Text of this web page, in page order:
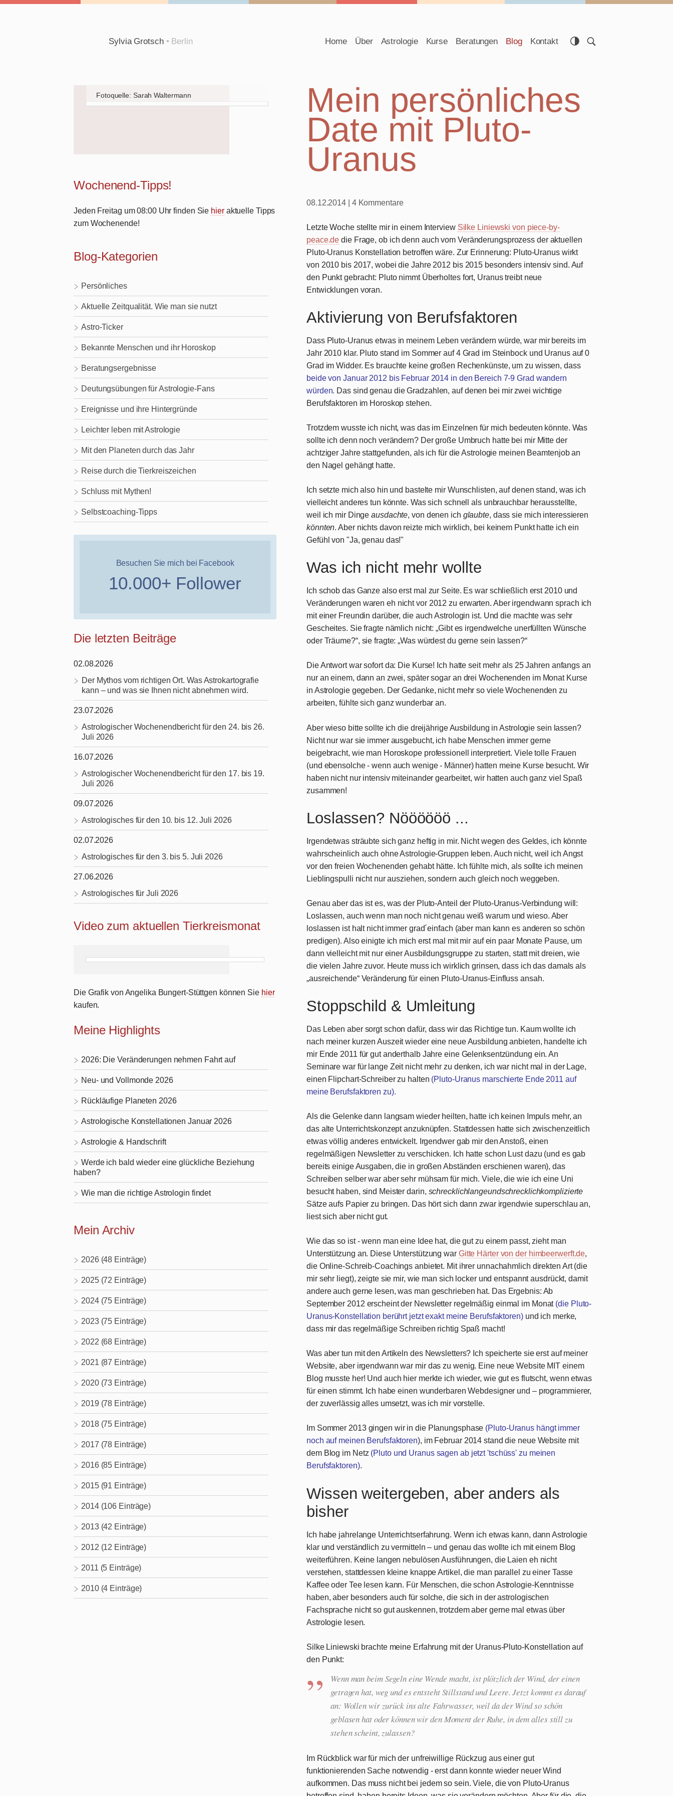
Sylvia Grotsch • Berlin
Navigation
überspringen
Home Über Astrologie Kurse Beratungen Blog Kontakt
Fotoquelle: Sarah Waltermann
Wochenend-Tipps!
Jeden Freitag um 08:00 Uhr finden Sie hieraktuelle Tipps
zum Wochenende!
Blog-Kategorien
Aktuelle Zeitqualität. Wie man sie nutzt
Astro-Ticker
Bekannte Menschen und ihr Horoskop
Beratungsergebnisse
Deutungsübungen für Astrologie-Fans
Ereignisse und ihre Hintergründe
Leichter leben mit Astrologie
Mit den Planeten durch das Jahr
Persönliches
Reise durch die Tierkreiszeichen
Schluss mit Mythen!
Selbstcoaching-Tipps
Besuchen Sie mich bei Facebook
10.000+ Follower
Die letzten Beiträge
02.08.2026
Der Mythos vom richtigen Ort. Was Astrokartografie
kann – und was sie Ihnen nicht abnehmen wird.
23.07.2026
Astrologischer Wochenendbericht für den 24. bis 26.
Juli 2026
16.07.2026
Astrologischer Wochenendbericht für den 17. bis 19.
Juli 2026
09.07.2026
Astrologisches für den 10. bis 12. Juli 2026
02.07.2026
Astrologisches für den 3. bis 5. Juli 2026
27.06.2026
Astrologisches für Juli 2026
Video zum aktuellen Tierkreismonat
Die Grafik von Angelika Bungert-Stüttgen können Sie hier
kaufen.
Meine Highlights
2026: Die Veränderungen nehmen Fahrt auf
Neu- und Vollmonde 2026
Rückläufige Planeten 2026
Astrologische Konstellationen Januar 2026
Astrologie & Handschrift
Werde ich bald wieder eine glückliche Beziehung
haben?
Wie man die richtige Astrologin findet
Mein Archiv
2026 (48 Einträge)
2025 (72 Einträge)
2024 (75 Einträge)
2023 (75 Einträge)
2022 (68 Einträge)
2021 (87 Einträge)
2020 (73 Einträge)
2019 (78 Einträge)
2018 (75 Einträge)
2017 (78 Einträge)
2016 (85 Einträge)
2015 (91 Einträge)
2014 (106 Einträge)
2013 (42 Einträge)
2012 (12 Einträge)
2011 (5 Einträge)
2010 (4 Einträge)
Mein persönliches
Date mit Pluto-
Uranus
08.12.2014 | 4 Kommentare
Letzte Woche stellte mir in einem Interview Silke Liniewski von piece-by-
peace.de die Frage, ob ich denn auch vom Veränderungsprozess der aktuellen
Pluto-Uranus Konstellation betroffen wäre. Zur Erinnerung: Pluto-Uranus wirkt
von 2010 bis 2017, wobei die Jahre 2012 bis 2015 besonders intensiv sind. Auf
den Punkt gebracht: Pluto nimmt Überholtes fort, Uranus treibt neue
Entwicklungen voran.
Aktivierung von Berufsfaktoren
Dass Pluto-Uranus etwas in meinem Leben verändern würde, war mir bereits im
Jahr 2010 klar. Pluto stand im Sommer auf 4 Grad im Steinbock und Uranus auf 0
Grad im Widder. Es brauchte keine großen Rechenkünste, um zu wissen, dass
beide von Januar 2012 bis Februar 2014 in den Bereich 7-9 Grad wandern
würden. Das sind genau die Gradzahlen, auf denen bei mir zwei wichtige
Berufsfaktoren im Horoskop stehen.
Trotzdem wusste ich nicht, was das im Einzelnen für mich bedeuten könnte. Was
sollte ich denn noch verändern? Der große Umbruch hatte bei mir Mitte der
achtziger Jahre stattgefunden, als ich für die Astrologie meinen Beamtenjob an
den Nagel gehängt hatte.
Ich setzte mich also hin und bastelte mir Wunschlisten, auf denen stand, was ich
vielleicht anderes tun könnte. Was sich schnell als unbrauchbar herausstellte,
weil ich mir Dingeausdachte, von denen ich glaubte, dass sie mich interessieren
könnten. Aber nichts davon reizte mich wirklich, bei keinem Punkt hatte ich ein
Gefühl von "Ja, genau das!"
Was ich nicht mehr wollte
Ich schob das Ganze also erst mal zur Seite. Es war schließlich erst 2010 und
Veränderungen waren eh nicht vor 2012 zu erwarten. Aber irgendwann sprach ich
mit einer Freundin darüber, die auch Astrologin ist. Und die machte was sehr
Gescheites. Sie fragte nämlich nicht: „Gibt es irgendwelche unerfüllten Wünsche
oder Träume?“, sie fragte: „Was würdest du gerne sein lassen?“
Die Antwort war sofort da: Die Kurse! Ich hatte seit mehr als 25 Jahren anfangs an
nur an einem, dann an zwei, später sogar an drei Wochenenden im Monat Kurse
in Astrologie gegeben. Der Gedanke, nicht mehr so viele Wochenenden zu
arbeiten, fühlte sich ganz wunderbar an.
Aber wieso bitte sollte ich die dreijährige Ausbildung in Astrologie sein lassen?
Nicht nur war sie immer ausgebucht, ich habe Menschen immer gerne
beigebracht, wie man Horoskope professionell interpretiert. Viele tolle Frauen
(und ebensolche - wenn auch wenige - Männer) hatten meine Kurse besucht. Wir
haben nicht nur intensiv miteinander gearbeitet, wir hatten auch ganz viel Spaß
zusammen!
Loslassen? Nöööööö ...
Irgendetwas sträubte sich ganz heftig in mir. Nicht wegen des Geldes, ich könnte
wahrscheinlich auch ohne Astrologie-Gruppen leben. Auch nicht, weil ich Angst
vor den freien Wochenenden gehabt hätte. Ich fühlte mich, als sollte ich meinen
Lieblingspulli nicht nur ausziehen, sondern auch gleich noch weggeben.
Genau aber das ist es, was der Pluto-Anteil der Pluto-Uranus-Verbindung will:
Loslassen, auch wenn man noch nicht genau weiß warum und wieso. Aber
loslassen ist halt nicht immer grad´einfach (aber man kann es anderen so schön
predigen). Also einigte ich mich erst mal mit mir auf ein paar Monate Pause, um
dann vielleicht mit nur einer Ausbildungsgruppe zu starten, statt mit dreien, wie
die vielen Jahre zuvor. Heute muss ich wirklich grinsen, dass ich das damals als
„ausreichende“ Veränderung für einen Pluto-Uranus-Einfluss ansah.
Stoppschild & Umleitung
Das Leben aber sorgt schon dafür, dass wir das Richtige tun. Kaum wollte ich
nach meiner kurzen Auszeit wieder eine neue Ausbildung anbieten, handelte ich
mir Ende 2011 für gut anderthalb Jahre eine Gelenksentzündung ein. An
Seminare war für lange Zeit nicht mehr zu denken, ich war nicht mal in der Lage,
einen Flipchart-Schreiber zu halten (Pluto-Uranus marschierte Ende 2011 auf
meine Berufsfaktoren zu).
Als die Gelenke dann langsam wieder heilten, hatte ich keinen Impuls mehr, an
das alte Unterrichtskonzept anzuknüpfen. Stattdessen hatte sich zwischenzeitlich
etwas völlig anderes entwickelt. Irgendwer gab mir den Anstoß, einen
regelmäßigen Newsletter zu verschicken. Ich hatte schon Lust dazu (und es gab
bereits einige Ausgaben, die in großen Abständen erschienen waren), das
Schreiben selber war aber sehr mühsam für mich. Viele, die wie ich eine Uni
besucht haben, sind Meister darin, schrecklichlangeundschrecklichkomplizierte
Sätze aufs Papier zu bringen. Das hört sich dann zwar irgendwie superschlau an,
liest sich aber nicht gut.
Wie das so ist - wenn man eine Idee hat, die gut zu einem passt, zieht man
Unterstützung an. Diese Unterstützung war Gitte Härter von der himbeerwerft.de,
die Online-Schreib-Coachings anbietet. Mit ihrer unnachahmlich direkten Art (die
mir sehr liegt), zeigte sie mir, wie man sich locker und entspannt ausdrückt, damit
andere auch gerne lesen, was man geschrieben hat. Das Ergebnis: Ab
September 2012 erscheint der Newsletter regelmäßig einmal im Monat (die Pluto-
Uranus-Konstellation berührt jetzt exakt meine Berufsfaktoren)und ich merke,
dass mir das regelmäßige Schreiben richtig Spaß macht!
Was aber tun mit den Artikeln des Newsletters? Ich speicherte sie erst auf meiner
Website, aber irgendwann war mir das zu wenig. Eine neue Website MIT einem
Blog musste her! Und auch hier merkte ich wieder, wie gut es flutscht, wenn etwas
für einen stimmt. Ich habe einen wunderbaren Webdesigner und – programmierer,
der zuverlässig alles umsetzt, was ich mir vorstelle.
Im Sommer 2013 gingen wir in die Planungsphase (Pluto-Uranus hängt immer
noch auf meinen Berufsfaktoren), im Februar 2014 stand die neue Website mit
dem Blog im Netz (Pluto und Uranus sagen ab jetzt 'tschüss' zu meinen
Berufsfaktoren).
Wissen weitergeben, aber anders als
bisher
Ich habe jahrelange Unterrichtserfahrung. Wenn ich etwas kann, dann Astrologie
klar und verständlich zu vermitteln – und genau das wollte ich mit einem Blog
weiterführen. Keine langen nebulösen Ausführungen, die Laien eh nicht
verstehen, stattdessen kleine knappe Artikel, die man parallel zu einer Tasse
Kaffee oder Tee lesen kann. Für Menschen, die schon Astrologie-Kenntnisse
haben, aber besonders auch für solche, die sich in der astrologischen
Fachsprache nicht so gut auskennen, trotzdem aber gerne mal etwas über
Astrologie lesen.
Silke Liniewski brachte meine Erfahrung mit der Uranus-Pluto-Konstellation auf
den Punkt:
Wenn man beim Segeln eine Wende macht, ist plötzlich der Wind, der einen
getragen hat, weg und es entsteht Stillstand und Leere. Jetzt kommt es darauf
an: Wollen wir zurück ins alte Fahrwasser, weil da der Wind so schön
geblasen hat oder können wir den Moment der Ruhe, in dem alles still zu
stehen scheint, zulassen?
Im Rückblick war für mich der unfreiwillige Rückzug aus einer gut
funktionierenden Sache notwendig - erst dann konnte wieder neuer Wind
aufkommen. Das muss nicht bei jedem so sein. Viele, die von Pluto-Uranus